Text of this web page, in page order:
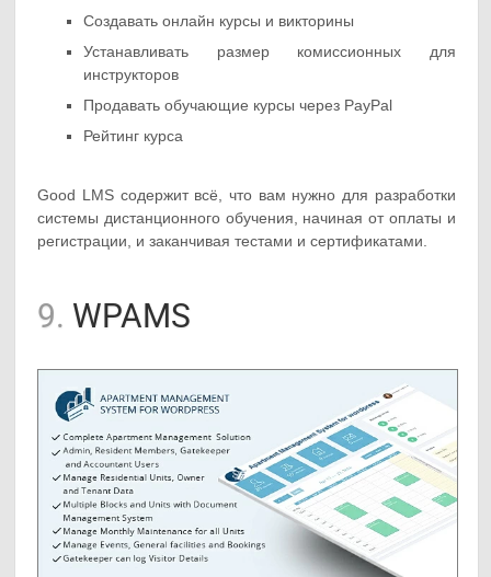
Создавать онлайн курсы и викторины
Устанавливать размер комиссионных для
инструкторов
Продавать обучающие курсы через PayPal
Рейтинг курса
Good LMS содержит всё, что вам нужно для разработки
системы дистанционного обучения, начиная от оплаты и
регистрации, и заканчивая тестами и сертификатами.
9. WPAMS